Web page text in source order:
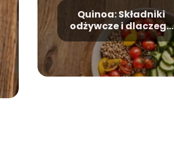
Quinoa: Składniki
odżywcze i dlaczego
warto ją spożywać